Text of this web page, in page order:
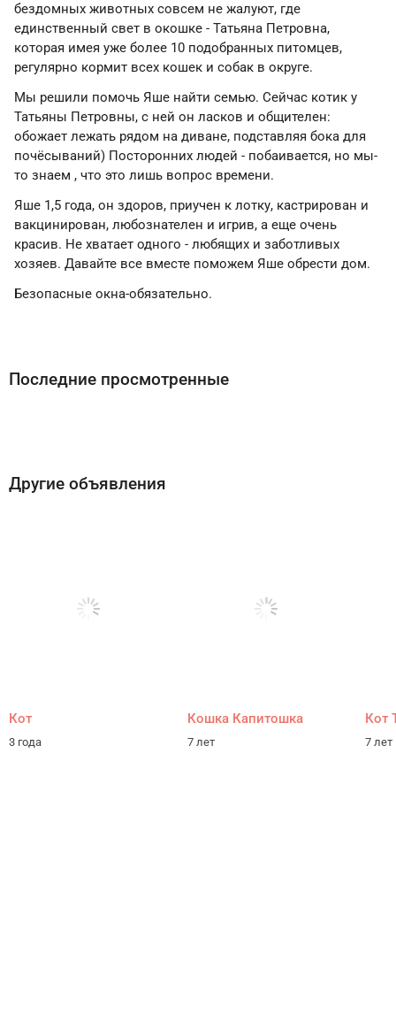
бездомных животных совсем не жалуют, где
единственный свет в окошке - Татьяна Петровна,
которая имея уже более 10 подобранных питомцев,
регулярно кормит всех кошек и собак в округе.
Мы решили помочь Яше найти семью. Сейчас котик у
Татьяны Петровны, с ней он ласков и общителен:
обожает лежать рядом на диване, подставляя бока для
почёсываний) Посторонних людей - побаивается, но мы-
то знаем , что это лишь вопрос времени.
Яше 1,5 года, он здоров, приучен к лотку, кастрирован и
вакцинирован, любознателен и игрив, а еще очень
красив. Не хватает одного - любящих и заботливых
хозяев. Давайте все вместе поможем Яше обрести дом.
Безопасные окна-обязательно.
Последние просмотренные
Другие объявления
Кот
3 года
Кошка Капитошка
7 лет
Кот
7 лет